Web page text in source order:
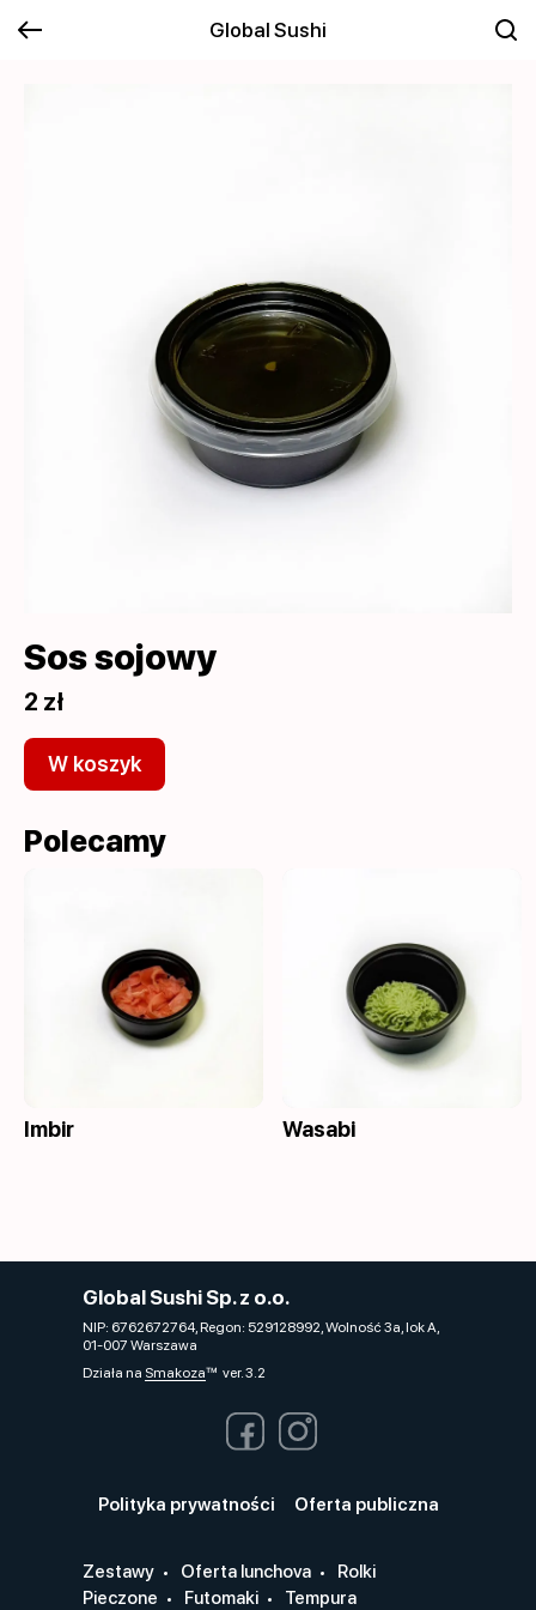
Global Sushi
Sos sojowy
2 zł
W koszyk
Polecamy
Imbir Wasabi
Global Sushi Sp. z o.o.
NIP: 6762672764, Regon: 529128992, Wolność 3a, lok A,
01-007 Warszawa
Działa na Smakozaver. 3.2
Polityka prywatności Oferta publiczna
Zestawy Oferta lunchova
Rolki
Pieczone
Futomaki Tempura